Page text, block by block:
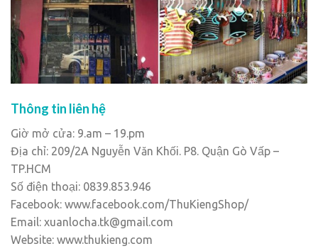
Thông tin liên hệ
Giờ mở cửa: 9.am – 19.pm
Địa chỉ: 209/2A Nguyễn Văn Khối. P8. Quận Gò Vấp –
TP.HCM
Số điện thoại: 0839.853.946
Facebook: www.facebook.com/ThuKiengShop/
Email: xuanlocha.tk@gmail.com
Website: www.thukieng.com